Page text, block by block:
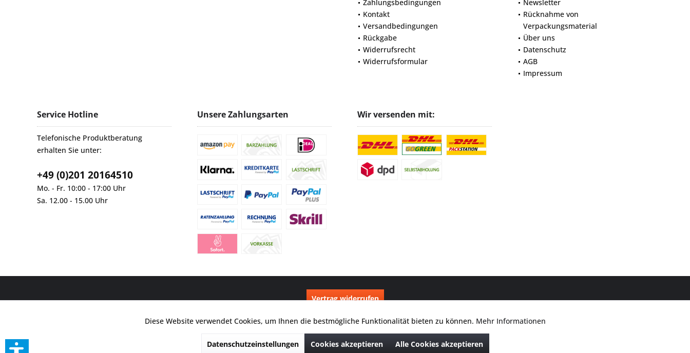
Zahlungsbedingungen
Kontakt
Versandbedingungen
Rückgabe
Widerrufsrecht
Widerrufsformular
Newsletter
Rücknahme von
Verpackungsmaterial
Über uns
Datenschutz
AGB
Impressum
Service Hotline
Telefonische Produktberatung
erhalten Sie unter:
+49 (0)201 20164510
Mo. - Fr. 10:00 - 17:00 Uhr
Sa. 12.00 - 15.00 Uhr
Unsere Zahlungsarten Wir versenden mit:
Vertrag widerrufen
beziehen sich auf einen einmal geforderten Verkaufspreis. UVP: Unverbindliche Preisempfehlung des Herstellers.
© 2026 Digitale Fotografien | Entwicklung & Support byPro-Webs.de
Diese Website verwendet Cookies, um Ihnen die bestmögliche Funktionalität bieten zu können. Mehr Informationen
Datenschutzeinstellungen Cookies akzeptieren Alle Cookies akzeptieren